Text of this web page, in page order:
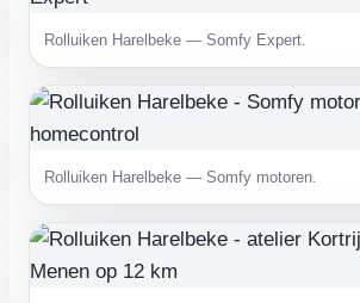
Rolluiken Harelbeke — Somfy Expert.
Rolluiken Harelbeke — Somfy motoren.